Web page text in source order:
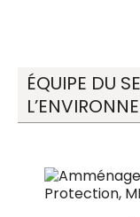
ÉQUIPE DU